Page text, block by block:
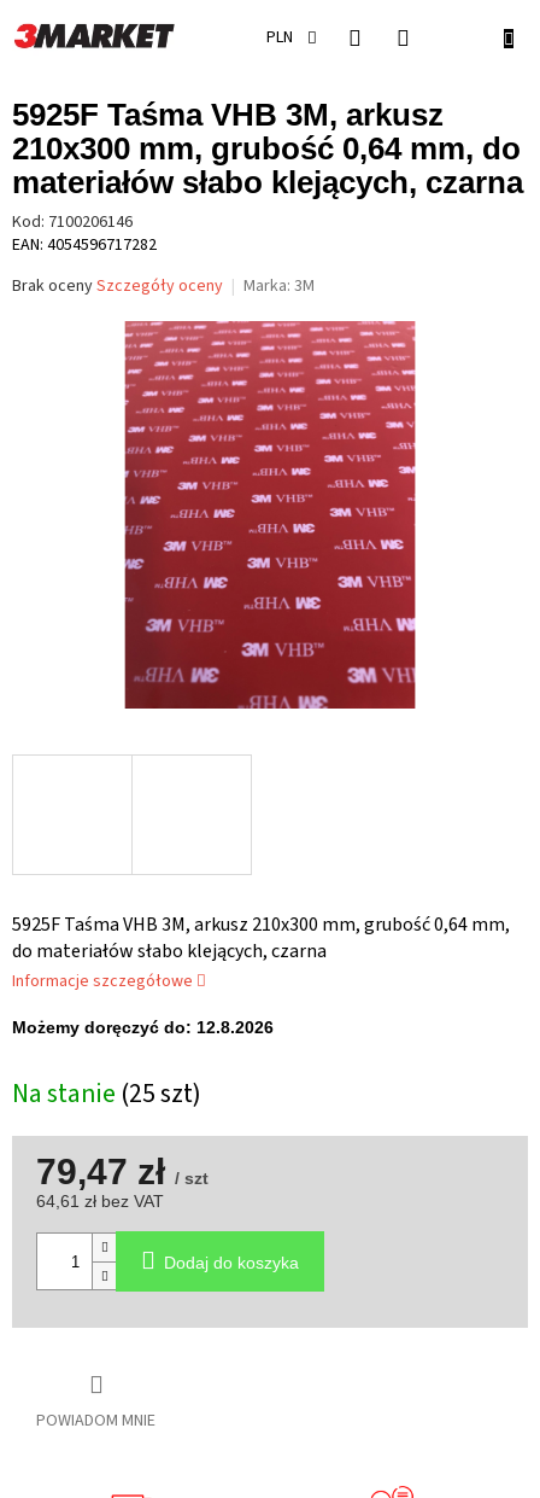
do
treści
PLN
5925F Taśma VHB 3M, arkusz
210x300 mm, grubość 0,64 mm, do
materiałów słabo klejących, czarna
Kod: 7100206146
EAN: 4054596717282
Średnia
Brak ocenySzczegóły oceny Marka: 3M
Na stanie (25 szt)
Możemy doręczyć do: 12.8.2026
5925F Taśma VHB 3M, arkusz 210x300 mm, grubość 0,64 mm,
do materiałów słabo klejących, czarna
Informacje szczegółowe
POWIADOM MNIE
79,47 zł / szt
64,61 zł bez VAT
jednostkowa:
Dodaj do koszyka